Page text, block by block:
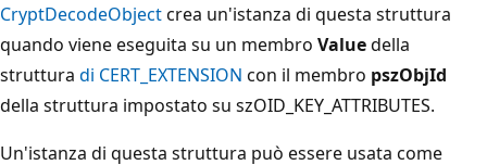
CryptDecodeObjectcrea un'istanza di questa struttura
quando viene eseguita su un membro Valuedella
struttura di CERT_EXTENSION con il membro pszObjId
della struttura impostato su szOID_KEY_ATTRIBUTES.
Un'istanza di questa struttura può essere usata come